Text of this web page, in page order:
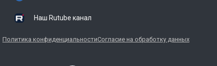
Наш Rutube канал
Политика конфиденциальностиСогласие на обработку данных